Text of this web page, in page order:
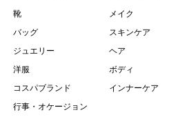
靴
バッグ
ジュエリー
洋服
コスパブランド
行事・オケージョン
メイク
スキンケア
ヘア
ボディ
インナーケア